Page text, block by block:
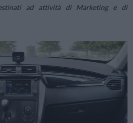
ad attività di Marketing e di